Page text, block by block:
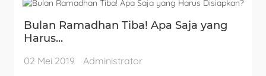
Bulan Ramadhan Tiba! Apa Saja yang
Harus...
02 Mei 2019
Administrator